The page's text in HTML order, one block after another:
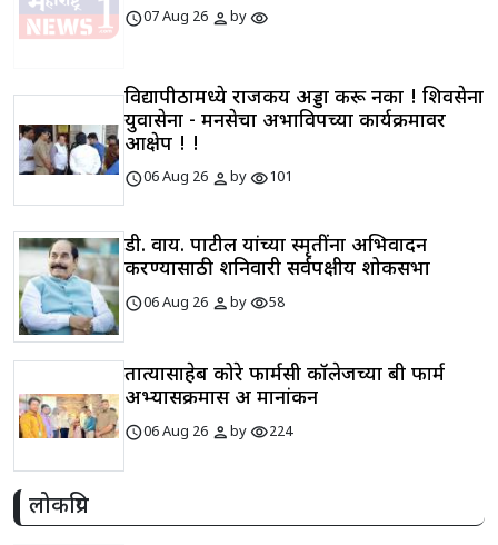
schedule07 Aug 26 personbyvisibility
विद्यापीठामध्ये राजकीय अड्डा करू नका ! शिवसेना
युवासेना - मनसेचा अभाविपच्या कार्यक्रमावर
आक्षेप ! !
schedule06 Aug 26 personbyvisibility101
डी. वाय. पाटील यांच्या स्मृतींना अभिवादन
करण्यासाठी शनिवारी सर्वपक्षीय शोकसभा
schedule06 Aug 26 personbyvisibility58
तात्यासाहेब कोरे फार्मसी कॉलेजच्या बी फार्म
अभ्यासक्रमास अ मानांकन
schedule06 Aug 26 personbyvisibility224
लोकप्रिय